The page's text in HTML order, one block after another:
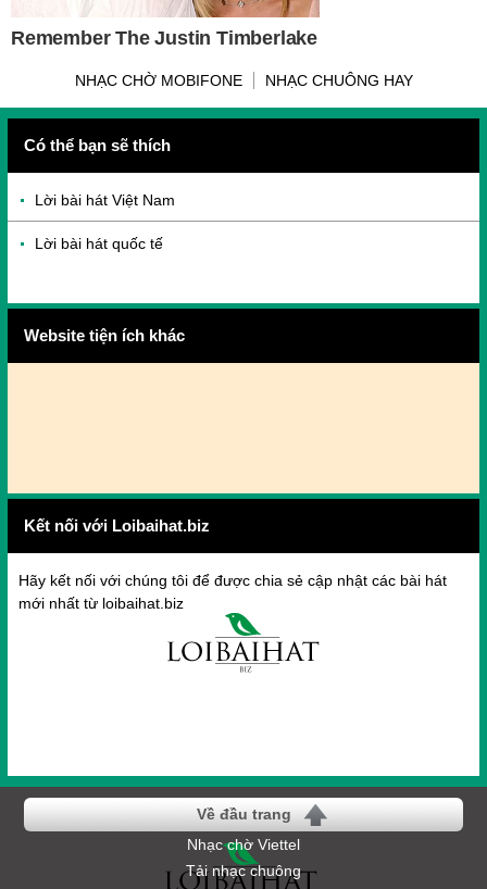
NHẠC CHỜ MOBIFONE NHẠC CHUÔNG HAY
Có thể bạn sẽ thích
Lời bài hát Việt Nam
Lời bài hát quốc tế
Website tiện ích khác
Kết nối với Loibaihat.biz
Hãy kết nối với chúng tôi để được chia sẻ cập nhật các bài hát
mới nhất từ loibaihat.biz
Về đầu trang
Nhạc chờ Viettel
Tải nhạc chuông